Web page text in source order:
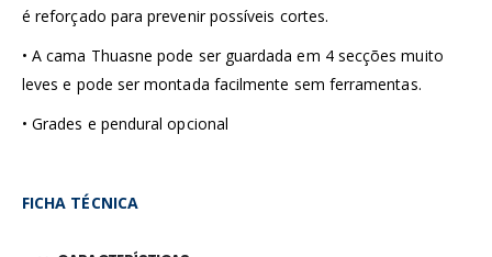
é reforçado para prevenir possíveis cortes.
• A cama Thuasne pode ser guardada em 4 secções muito
leves e pode ser montada facilmente sem ferramentas.
• Grades e pendural opcional
FICHA TÉCNICA